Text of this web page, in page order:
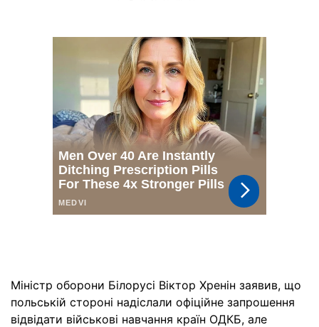
Міністр оборони Білорусі Віктор Хренін заявив, що
польській стороні надіслали офіційне запрошення
відвідати військові навчання країн ОДКБ, але